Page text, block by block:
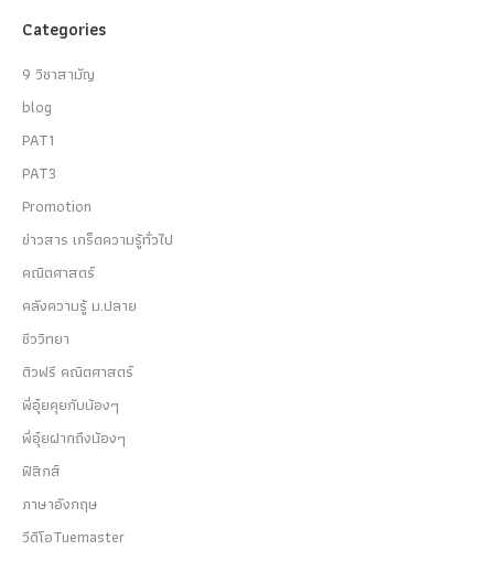
Categories
9 วิชาสามัญ
blog
PAT1
PAT3
Promotion
ข่าวสาร เกร็ดความรู้ทั่วไป
คณิตศาสตร์
คลังความรู้ ม.ปลาย
ชีววิทยา
ติวฟรี คณิตศาสตร์
พี่อุ๋ยคุยกับน้องๆ
พี่อุ๋ยฝากถึงน้องๆ
ฟิสิกส์
ภาษาอังกฤษ
วีดีโอTuemaster